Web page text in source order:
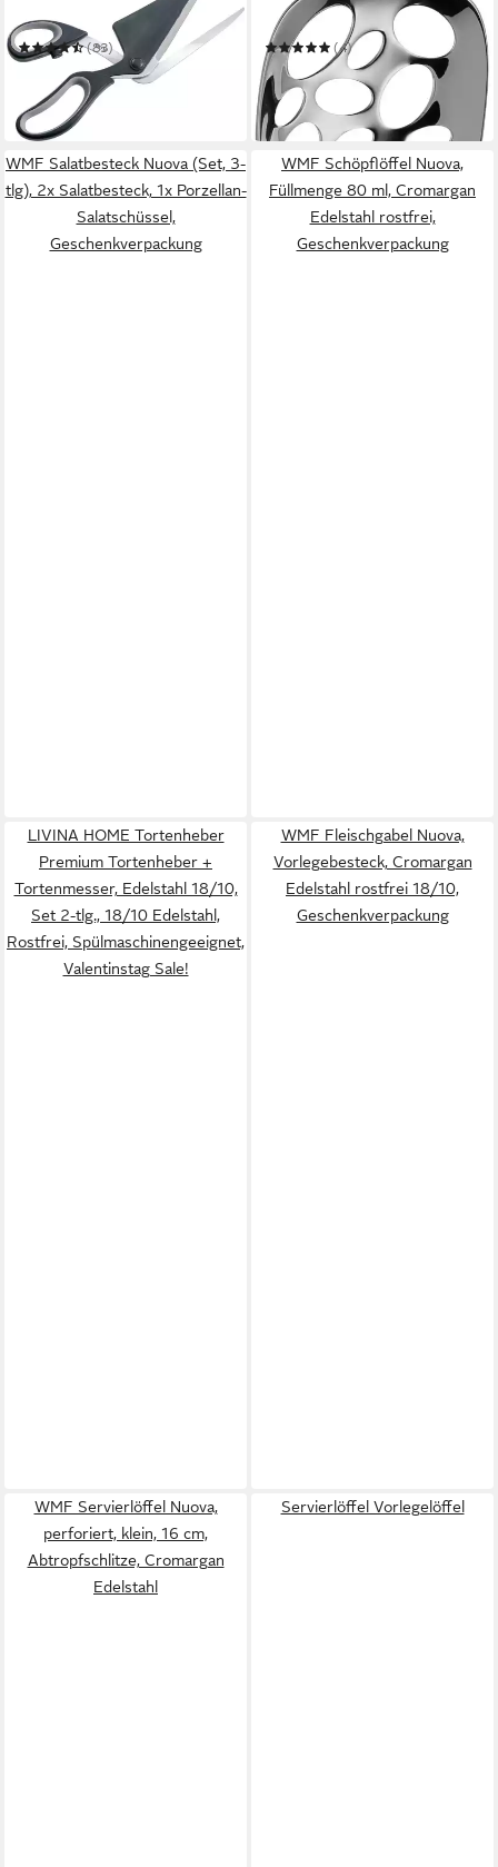
Pizzaschere Pezzo
(83)
15,95 €
in 1-2 Werktagen bei dir
Servierlöffel Nuova
(4)
14,81 € UVP19,99 €
-26%
in 1-2 Werktagen bei dir
WMF Salatbesteck Nuova (Set, 3-
tlg), 2x Salatbesteck, 1x Porzellan-
Salatschüssel,
Geschenkverpackung
WMF Schöpflöffel Nuova,
Füllmenge 80 ml, Cromargan
Edelstahl rostfrei,
Geschenkverpackung
LIVINA HOME Tortenheber
Premium Tortenheber +
Tortenmesser, Edelstahl 18/10,
Set 2-tlg., 18/10 Edelstahl,
Rostfrei, Spülmaschinengeeignet,
Valentinstag Sale!
WMF Fleischgabel Nuova,
Vorlegebesteck, Cromargan
Edelstahl rostfrei 18/10,
Geschenkverpackung
WMF Servierlöffel Nuova,
perforiert, klein, 16 cm,
Abtropfschlitze, Cromargan
Edelstahl
Servierlöffel Vorlegelöffel